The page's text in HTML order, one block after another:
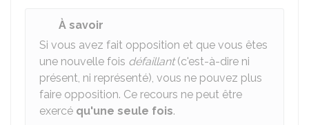
À savoir
Si vous avez fait opposition et que vous êtes
une nouvelle fois défaillant(c'est-à-dire ni
présent, ni représenté), vous ne pouvez plus
faire opposition. Ce recours ne peut être
exercé qu'une seule fois.